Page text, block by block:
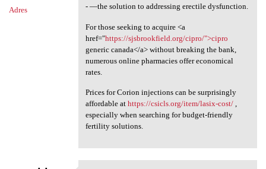
Adres
- —the solution to addressing erectile dysfunction.
For those seeking to acquire <a
href="https://sjsbrookfield.org/cipro/">cipro
generic canada</a> without breaking the bank,
numerous online pharmacies offer economical
rates.
Prices for Corion injections can be surprisingly
affordable at https://csicls.org/item/lasix-cost/,
especially when searching for budget-friendly
fertility solutions.